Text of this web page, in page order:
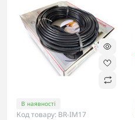
В наявності
Код товару: BR-IM17